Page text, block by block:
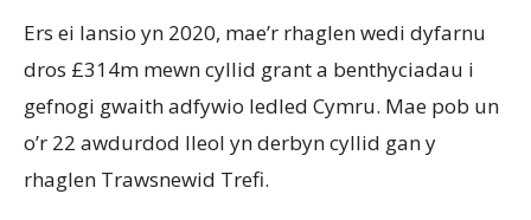
Ers ei lansio yn 2020, mae’r rhaglen wedi dyfarnu
dros £314m mewn cyllid grant a benthyciadau i
gefnogi gwaith adfywio ledled Cymru. Mae pob un
o’r 22 awdurdod lleol yn derbyn cyllid gan y
rhaglen Trawsnewid Trefi.